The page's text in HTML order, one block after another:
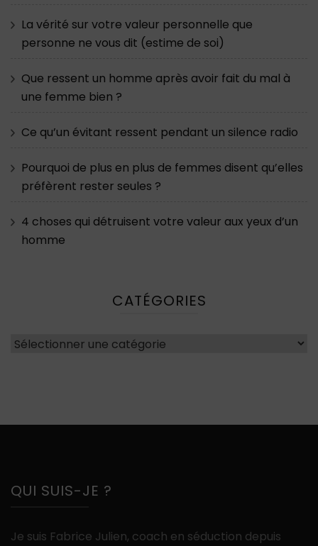
La vérité sur votre valeur personnelle que
personne ne vous dit (estime de soi)
Que ressent un homme après avoir fait du mal à
une femme bien ?
Ce qu’un évitant ressent pendant un silence radio
Pourquoi de plus en plus de femmes disent qu’elles
préfèrent rester seules ?
4 choses qui détruisent votre valeur aux yeux d’un
homme
CATÉGORIES
Catégories
QUI SUIS-JE ?
Je suis Fabrice Julien, coach en séduction depuis